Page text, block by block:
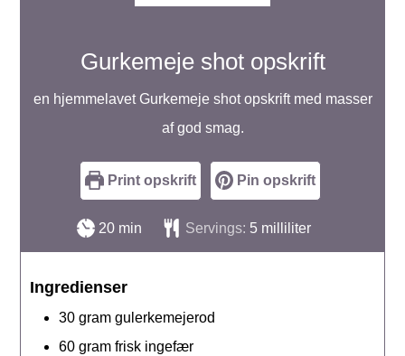
Gurkemeje shot opskrift
en hjemmelavet Gurkemeje shot opskrift med masser
af god smag.
Print opskrift Pin opskrift
20minutter
min Servings: 5 milliliter
Ingredienser
30 gram gulerkemejerod
60 gram frisk ingefær